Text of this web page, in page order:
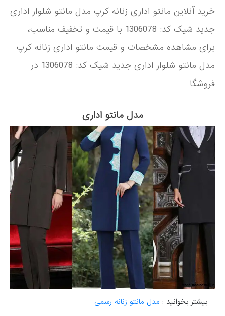
خرید آنلاین مانتو اداری زنانه کرپ مدل مانتو شلوار اداری
جدید شیک کد: 1306078 با قیمت و تخفیف مناسب،
برای مشاهده مشخصات و قیمت مانتو اداری زنانه کرپ
مدل مانتو شلوار اداری جدید شیک کد: 1306078 در
فروشگا
مدل مانتو اداری
بیشتر بخوانید : مدل مانتو زنانه رسمی